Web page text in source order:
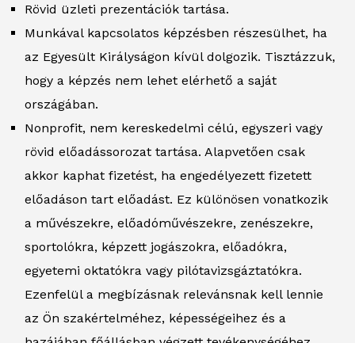
Rövid üzleti prezentációk tartása.
Munkával kapcsolatos képzésben részesülhet, ha
az Egyesült Királyságon kívül dolgozik. Tisztázzuk,
hogy a képzés nem lehet elérhető a saját
országában.
Nonprofit, nem kereskedelmi célú, egyszeri vagy
rövid előadássorozat tartása. Alapvetően csak
akkor kaphat fizetést, ha engedélyezett fizetett
előadáson tart előadást. Ez különösen vonatkozik
a művészekre, előadóművészekre, zenészekre,
sportolókra, képzett jogászokra, előadókra,
egyetemi oktatókra vagy pilótavizsgáztatókra.
Ezenfelül a megbízásnak relevánsnak kell lennie
az Ön szakértelméhez, képességeihez és a